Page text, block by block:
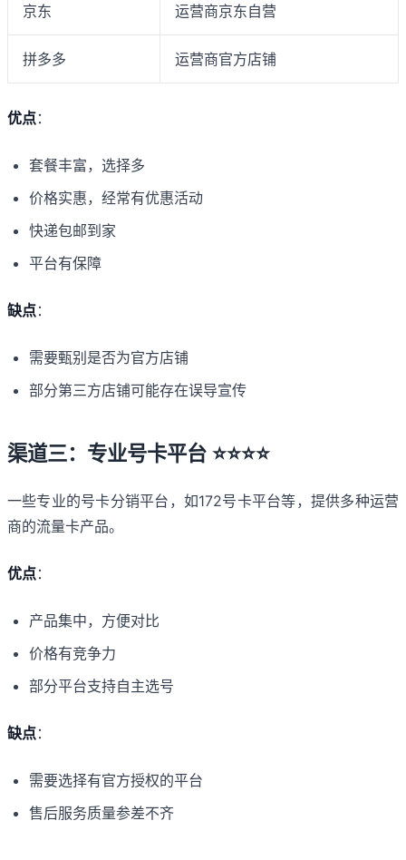
京东 运营商京东自营
拼多多 运营商官方店铺
优点：
套餐丰富，选择多
价格实惠，经常有优惠活动
快递包邮到家
平台有保障
缺点：
需要甄别是否为官方店铺
部分第三方店铺可能存在误导宣传
渠道三：专业号卡平台 ⭐⭐⭐⭐
一些专业的号卡分销平台，如172号卡平台等，提供多种运营
商的流量卡产品。
优点：
产品集中，方便对比
价格有竞争力
部分平台支持自主选号
缺点：
需要选择有官方授权的平台
售后服务质量参差不齐